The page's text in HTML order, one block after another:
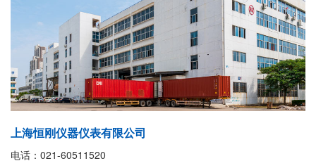
上海恒刚仪器仪表有限公司
电话：021-60511520